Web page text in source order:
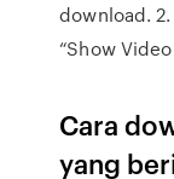
download.
“Show
Cara
yang